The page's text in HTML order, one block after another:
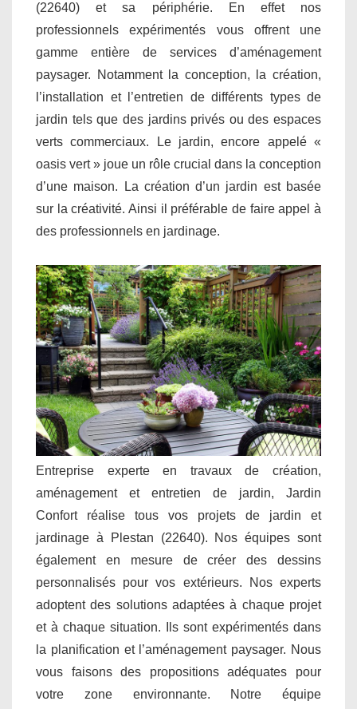
(22640) et sa périphérie. En effet nos
professionnels expérimentés vous offrent une
gamme entière de services d’aménagement
paysager. Notamment la conception, la création,
l’installation et l’entretien de différents types de
jardin tels que des jardins privés ou des espaces
verts commerciaux. Le jardin, encore appelé «
oasis vert » joue un rôle crucial dans la conception
d’une maison. La création d’un jardin est basée
sur la créativité. Ainsi il préférable de faire appel à
des professionnels en jardinage.
Entreprise experte en travaux de création,
aménagement et entretien de jardin, Jardin
Confort réalise tous vos projets de jardin et
jardinage à Plestan (22640). Nos équipes sont
également en mesure de créer des dessins
personnalisés pour vos extérieurs. Nos experts
adoptent des solutions adaptées à chaque projet
et à chaque situation. Ils sont expérimentés dans
la planification et l’aménagement paysager. Nous
vous faisons des propositions adéquates pour
votre zone environnante. Notre équipe